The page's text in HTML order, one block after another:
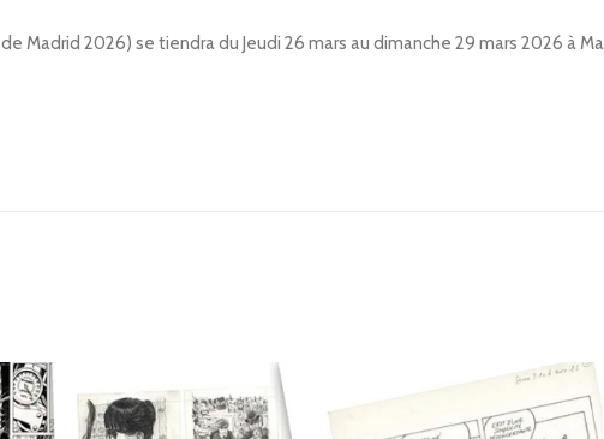
Madrid 2026) se tiendra du Jeudi 26 mars au dimanche 29 mars 2026 à